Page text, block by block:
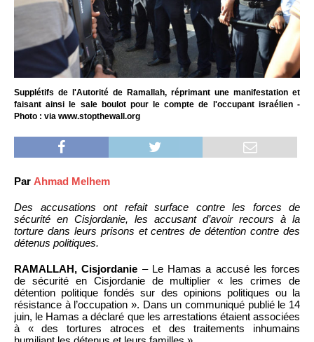
Supplétifs de l'Autorité de Ramallah, réprimant une manifestation et
faisant ainsi le sale boulot pour le compte de l'occupant israélien -
Photo : via www.stopthewall.org
Par Ahmad Melhem
Des accusations ont refait surface contre les forces de
sécurité en Cisjordanie, les accusant d’avoir recours à la
torture dans leurs prisons et centres de détention contre des
détenus politiques.
RAMALLAH, Cisjordanie – Le Hamas a accusé les forces
de sécurité en Cisjordanie de multiplier « les crimes de
détention politique fondés sur des opinions politiques ou la
résistance à l’occupation ». Dans un communiqué publié le 14
juin, le Hamas a déclaré que les arrestations étaient associées
à « des tortures atroces et des traitements inhumains